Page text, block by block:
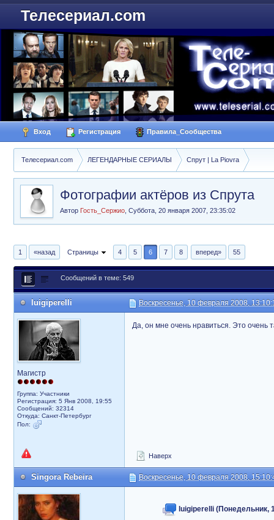
Телесериал.com
Вход Регистрация Правила_Сообщества
Телесериал.com ЛЕГЕНДАРНЫЕ СЕРИАЛЫ Спрут | La Piovra
Фотографии актёров из Спрута
Автор Гость_Сержио Суббота, 20 января 2007, 23:35:02
1 «назад Страницы 4 5 6 7 8 вперед» 55
Сообщений в теме: 549
luigiperelli Воскресенье, 10 февраля 2008,
Магистр
Группа: Участники
Регистрация: 5 Янв 2008, 19:55
Сообщений: 32314
Откуда: Санкт-Петербург
Пол:
Да, он мне очень нравиться. Это очень
Наверх
Singora Rebeira Воскресенье, 10 февраля 2008,
luigiperelli (Понедельник,